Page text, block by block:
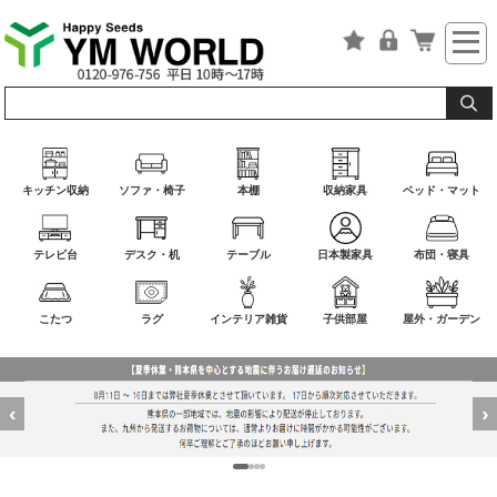
キッチン収納 ソファ・椅子 本棚 収納家具 ベッド・マット
テレビ台 デスク・机 テーブル 日本製家具 布団・寝具
こたつ ラグ インテリア雑貨 子供部屋 屋外・ガーデン
‹ ›